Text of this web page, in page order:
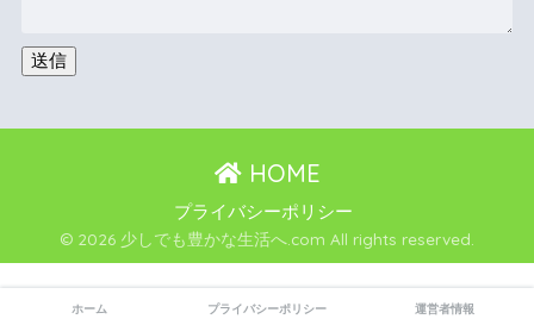
HOME
プライバシーポリシー
© 2026 少しでも豊かな生活へ.com All rights reserved.
ホーム プライバシーポリシー 運営者情報